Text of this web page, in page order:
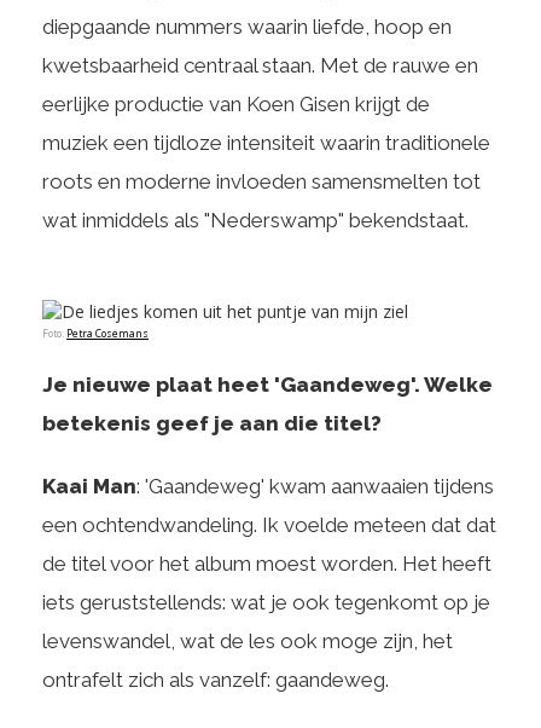
diepgaande nummers waarin liefde, hoop en
kwetsbaarheid centraal staan. Met de rauwe en
eerlijke productie van Koen Gisen krijgt de
muziek een tijdloze intensiteit waarin traditionele
roots en moderne invloeden samensmelten tot
wat inmiddels als "Nederswamp" bekendstaat.
Foto: Petra Cosemans
Je nieuwe plaat heet 'Gaandeweg'. Welke
betekenis geef je aan die titel?
Kaai Man: 'Gaandeweg' kwam aanwaaien tijdens
een ochtendwandeling. Ik voelde meteen dat dat
de titel voor het album moest worden. Het heeft
iets geruststellends: wat je ook tegenkomt op je
levenswandel, wat de les ook moge zijn, het
ontrafelt zich als vanzelf: gaandeweg.